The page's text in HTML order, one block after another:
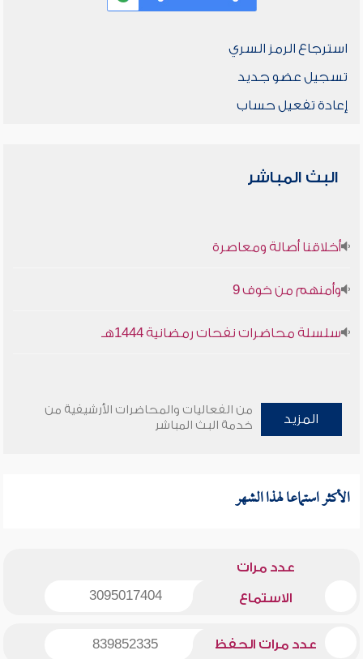
استرجاع الرمز السري
تسجيل عضو جديد
إعادة تفعيل حساب
البث المباشر
أخلاقنا أصالة ومعاصرة
وأمنهم من خوف 9
سلسلة محاضرات نفحات رمضانية 1444هـ
المزيد
من الفعاليات والمحاضرات الأرشيفية من
خدمة البث المباشر
الأكثر استماعا لهذا الشهر
عدد مرات
الاستماع 3095017404
عدد مرات الحفظ 839852335